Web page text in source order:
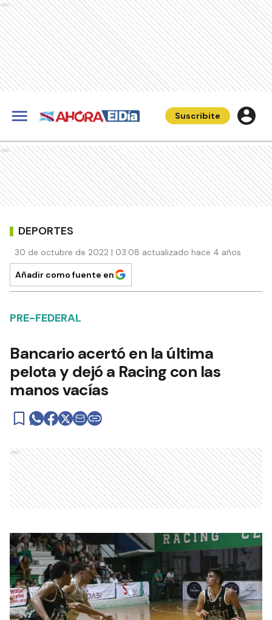
Ads
Suscribite
Ads
DEPORTES
30 de octubre de 2022 | 03:08 actualizado hace 4 años
Añadir como fuente en
PRE-FEDERAL
Bancario acertó en la última
pelota y dejó a Racing con las
manos vacías
Ads